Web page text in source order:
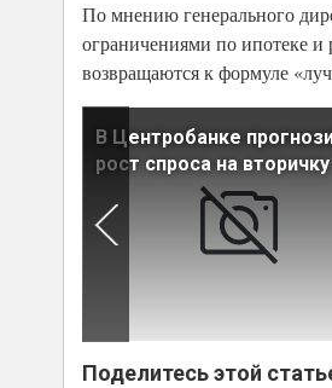
По мнению генерального
ограничениями по ипотеке
возвращаются к формуле
В Центробанке
рост спроса на вторичку
Поделитесь этой